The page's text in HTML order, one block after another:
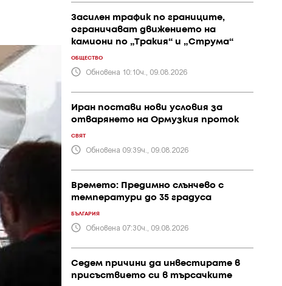
Засилен трафик по границите,
ограничават движението на
камиони по „Тракия“ и „Струма“
ОБЩЕСТВО
Обновена 10:10ч., 09.08.2026
Иран постави нови условия за
отварянето на Ормузкия проток
СВЯТ
Обновена 09:39ч., 09.08.2026
Времето: Предимно слънчево с
температури до 35 градуса
БЪЛГАРИЯ
Обновена 07:30ч., 09.08.2026
Седем причини да инвестирате в
присъствието си в търсачките